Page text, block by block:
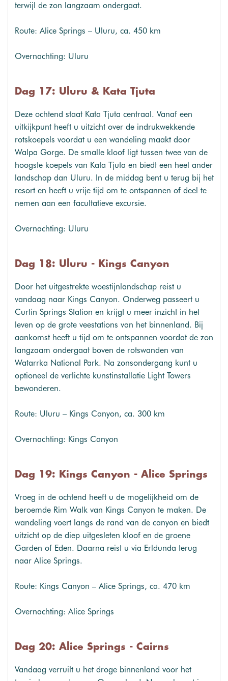
terwijl de zon langzaam ondergaat.
Route: Alice Springs – Uluru, ca. 450 km
Overnachting: Uluru
Dag 17: Uluru & Kata Tjuta
Deze ochtend staat Kata Tjuta centraal. Vanaf een
uitkijkpunt heeft u uitzicht over de indrukwekkende
rotskoepels voordat u een wandeling maakt door
Walpa Gorge. De smalle kloof ligt tussen twee van de
hoogste koepels van Kata Tjuta en biedt een heel ander
landschap dan Uluru. In de middag bent u terug bij het
resort en heeft u vrije tijd om te ontspannen of deel te
nemen aan een facultatieve excursie.
Overnachting: Uluru
Dag 18: Uluru - Kings Canyon
Door het uitgestrekte woestijnlandschap reist u
vandaag naar Kings Canyon. Onderweg passeert u
Curtin Springs Station en krijgt u meer inzicht in het
leven op de grote veestations van het binnenland. Bij
aankomst heeft u tijd om te ontspannen voordat de zon
langzaam ondergaat boven de rotswanden van
Watarrka National Park. Na zonsondergang kunt u
optioneel de verlichte kunstinstallatie Light Towers
bewonderen.
Route: Uluru – Kings Canyon, ca. 300 km
Overnachting: Kings Canyon
Dag 19: Kings Canyon - Alice Springs
Vroeg in de ochtend heeft u de mogelijkheid om de
beroemde Rim Walk van Kings Canyon te maken. De
wandeling voert langs de rand van de canyon en biedt
uitzicht op de diep uitgesleten kloof en de groene
Garden of Eden. Daarna reist u via Erldunda terug
naar Alice Springs.
Route: Kings Canyon – Alice Springs, ca. 470 km
Overnachting: Alice Springs
Dag 20: Alice Springs - Cairns
Vandaag verruilt u het droge binnenland voor het